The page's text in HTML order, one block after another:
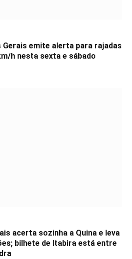
Gerais emite alerta para rajadas
h nesta sexta e sábado
acerta sozinha a Quina e leva
bilhete de Itabira está entre